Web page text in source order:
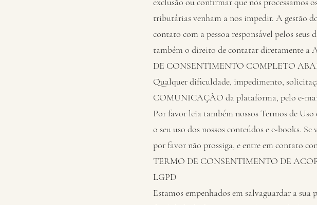
tributárias venham a nos impedir. A gestão
contato com a pessoa responsável pelos
também o direito de contatar diretamente a
DE CONSENTIMENTO COMPLETO
Qualquer dificuldade, impedimento,
COMUNICAÇÃO da plataforma, pelo e-mail
Por favor leia também nossos Termos de
o seu uso dos nossos conteúdos e e-books.
por favor não prossiga, e entre em contato
TERMO DE CONSENTIMENTO DE
LGPD
Estamos empenhados em salvaguardar a